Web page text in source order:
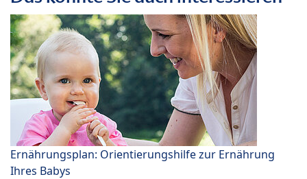
Ernährungsplan: Orientierungshilfe zur Ernährung
Ihres Babys